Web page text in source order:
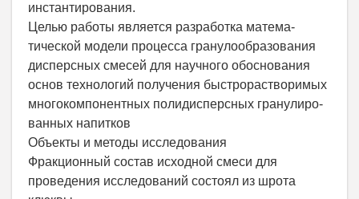
инстантирования.
Целью работы является разработка матема-
тической модели процесса гранулообразования
дисперсных смесей для научного обоснования
основ технологий получения быстрорастворимых
многокомпонентных полидисперсных гранулиро-
ванных напитков
Объекты и методы исследования
Фракционный состав исходной смеси для
проведения исследований состоял из шрота